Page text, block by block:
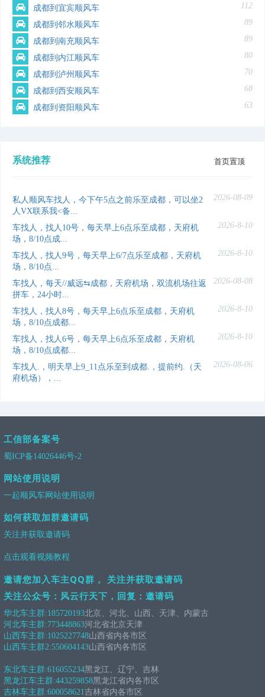
成都到宜宾顺风车 112
成都到邻水顺风车 89
成都到南充顺风车 89
成都到内江顺风车 80
成都到泸州顺风车 70
成都到西安顺风车 68
成都到资阳顺风车 63
系统推荐 首页置顶
私人顺风车找人，今下午5点之前乐至成都，可以坐2
人VX联系我<备...
2026-08-09
车找人，找人10号，每天早上6点乐至成都，天府机
场，8/10点成...
2026-8-10
车找人，找人9号，每天早上6/7点乐至成都，天府机
场，8/10点...
2026-8-10
车找人，每天//威远⇆成都，天府机场，双流机场往返
拼车，24小时...
2026-08-08
车找人，找人8号，每天早上6点乐至成都，天府机
场，8/10点成都...
2026-8-10
车找人，找人6号，每天早上6点乐至成都，天府机
场，8/10点成都...
2026-8-10
车找人.，明天早上9_11点乐至到成都.，提前约.（天
府机场），...
2026-08-06
工信部备案号
蜀ICP备14026446号-2
网站使用说明
一起顺风车网站使用说明
如何获取加群邀请码
关注并获取邀请码
点击观看视频教程
邀请您加入车主QQ群， 关注并获取邀请码
关注公众号：风云行天下，回复：邀请码
华北车主群:185720193北京、河北、山西、天津、内蒙古
河北车主群:773448863河北省北京天津
山西车主群:1025227748山西省内各市区
山西车主群2:550604143山西省内各市区
东北车主群:616055234黑龙江、辽宁、吉林
黑龙江车主群:443259858黑龙江省内各市区
吉林车主群:600058621吉林省内各市区